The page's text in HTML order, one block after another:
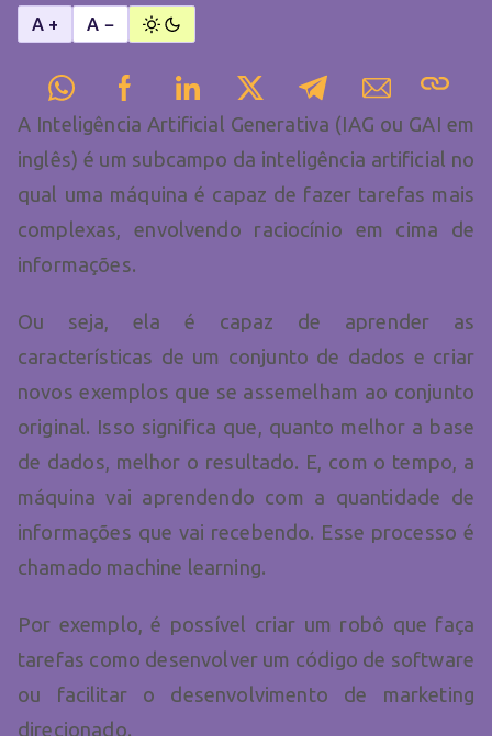
A + A −
A Inteligência Artificial Generativa (IAG ou GAI em
inglês) é um subcampo da inteligência artificial no
qual uma máquina é capaz de fazer tarefas mais
complexas, envolvendo raciocínio em cima de
informações.
Ou seja, ela é capaz de aprender as
características de um conjunto de dados e criar
novos exemplos que se assemelham ao conjunto
original. Isso significa que, quanto melhor a base
de dados, melhor o resultado. E, com o tempo, a
máquina vai aprendendo com a quantidade de
informações que vai recebendo. Esse processo é
chamado machine learning.
Por exemplo, é possível criar um robô que faça
tarefas como desenvolver um código de software
ou facilitar o desenvolvimento de marketing
direcionado.